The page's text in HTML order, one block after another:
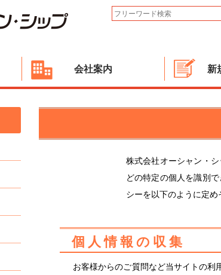
会社案内 新
株式会社オーシャン・
どの特定の個人を識別
シーを以下のように定め
個人情報の収集
お客様からのご質問など当サイトの利